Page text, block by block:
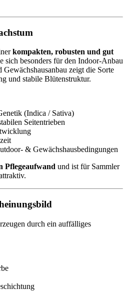
kompakten, robusten und gut
sich besonders für den Indoor-Anbau
zeigt die Sorte
und stabile Blütenstruktur.
(Indica / Sativa)
Seitentrieben
& Gewächshausbedingungen
Pflegeaufwand und ist für Sammler
durch ein auffälliges